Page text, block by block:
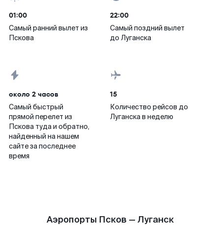
01:00
Самый ранний вылет из
Пскова
22:00
Самый поздний вылет
до Луганска
около 2 часов
Самый быстрый
прямой перелет из
Пскова туда и обратно,
найденный на нашем
сайте за последнее
время
15
Количество рейсов до
Луганска в неделю
Аэропорты Псков — Луганск